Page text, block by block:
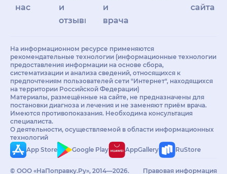
нас
и
отзывы
и
врачам
сайта
На информационном ресурсе применяются
рекомендательные технологии (информационные технологии
предоставления информации на основе сбора,
систематизации и анализа сведений, относящихся к
предпочтениям пользователей сети "Интернет", находящихся
на территории Российской Федерации)
Материалы, размещённые на сайте, не предназначены для
постановки диагноза и лечения и не заменяют приём врача.
Имеются противопоказания. Необходима консультация
специалиста.
О деятельности, осуществляемой в области информационных
технологий
App Store
Google Play AppGallery RuStore
© ООО «НаПоправку.Ру», 2014—2026.
Правовая информация